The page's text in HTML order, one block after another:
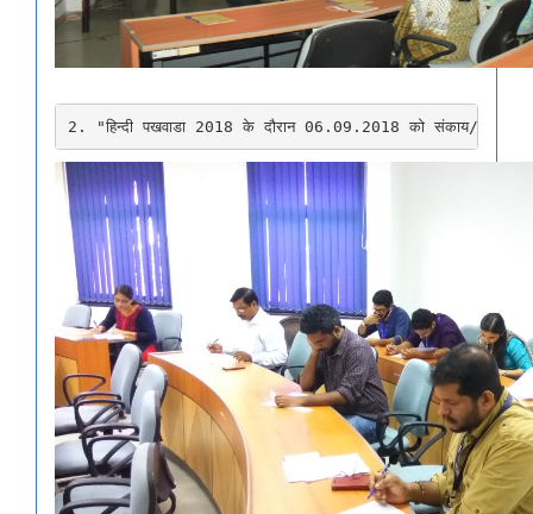
2. "हिन्दी पखवाडा 2018 के दौरान 06.09.2018 को संकाय/